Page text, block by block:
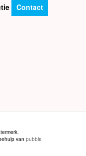
Contact
vanpubble